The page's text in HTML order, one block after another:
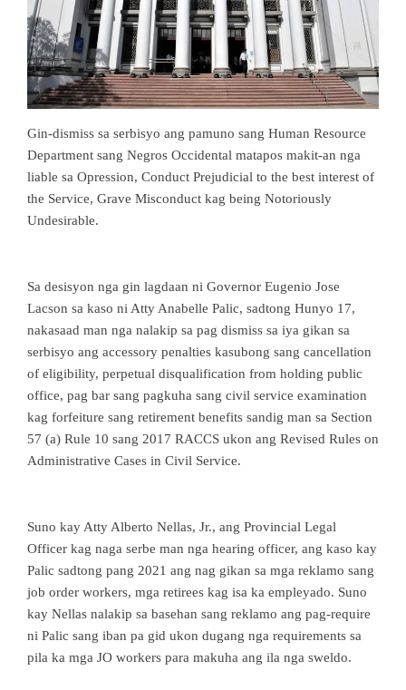
Gin-dismiss sa serbisyo ang pamuno sang Human Resource
Department sang Negros Occidental matapos makit-an nga
liable sa Opression, Conduct Prejudicial to the best interest of
the Service, Grave Misconduct kag being Notoriously
Undesirable.
Sa desisyon nga gin lagdaan ni Governor Eugenio Jose
Lacson sa kaso ni Atty Anabelle Palic, sadtong Hunyo 17,
nakasaad man nga nalakip sa pag dismiss sa iya gikan sa
serbisyo ang accessory penalties kasubong sang cancellation
of eligibility, perpetual disqualification from holding public
office, pag bar sang pagkuha sang civil service examination
kag forfeiture sang retirement benefits sandig man sa Section
57 (a) Rule 10 sang 2017 RACCS ukon ang Revised Rules on
Administrative Cases in Civil Service.
Suno kay Atty Alberto Nellas, Jr., ang Provincial Legal
Officer kag naga serbe man nga hearing officer, ang kaso kay
Palic sadtong pang 2021 ang nag gikan sa mga reklamo sang
job order workers, mga retirees kag isa ka empleyado. Suno
kay Nellas nalakip sa basehan sang reklamo ang pag-require
ni Palic sang iban pa gid ukon dugang nga requirements sa
pila ka mga JO workers para makuha ang ila nga sweldo.